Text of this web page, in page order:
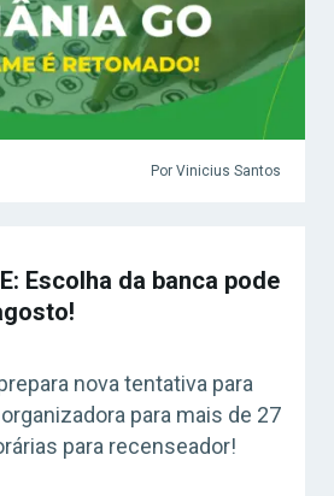
Por Vinicius Santos
Escolha da banca pode
nova tentativa para
para mais de 27
para recenseador!